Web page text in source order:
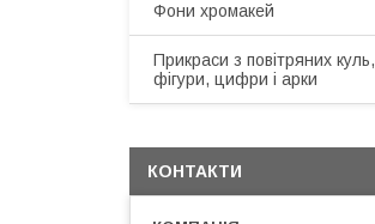
Фони хромакей
Прикраси з повітряних куль,
фігури, цифри і арки
КОНТАКТИ